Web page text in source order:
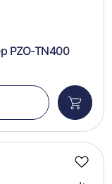
PZO-TN400
в